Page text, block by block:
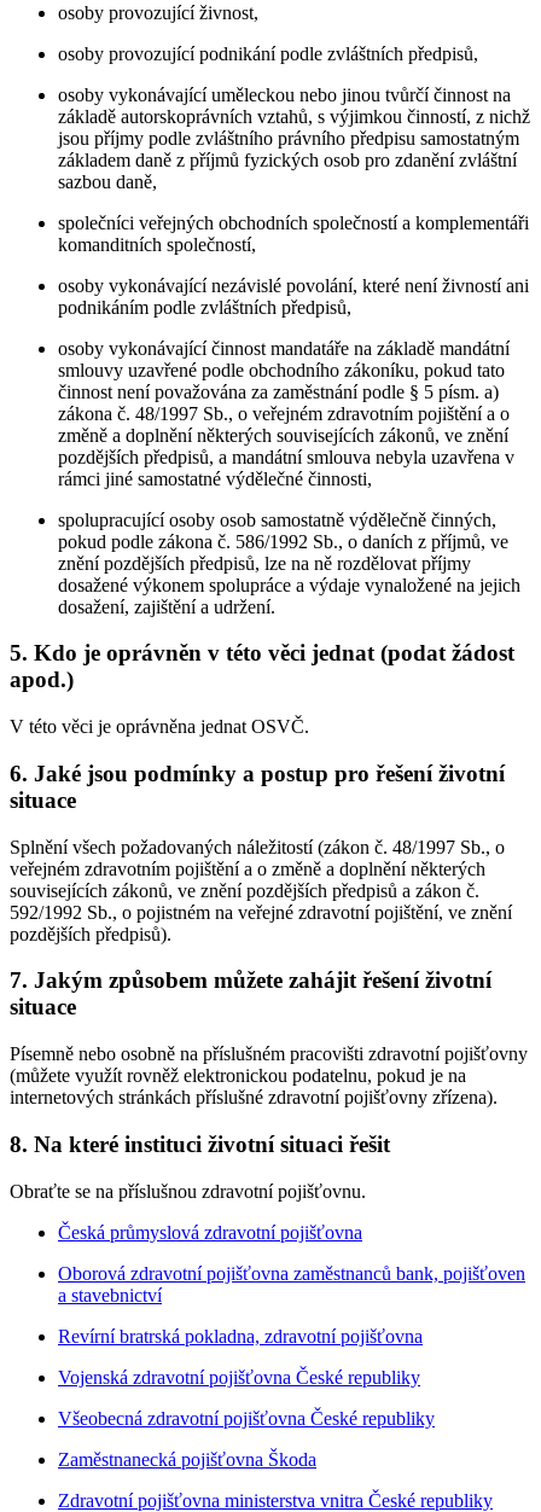
osoby provozující živnost,
osoby provozující podnikání podle zvláštních předpisů,
osoby vykonávající uměleckou nebo jinou tvůrčí činnost na
základě autorskoprávních vztahů, s výjimkou činností, z nichž
jsou příjmy podle zvláštního právního předpisu samostatným
základem daně z příjmů fyzických osob pro zdanění zvláštní
sazbou daně,
společníci veřejných obchodních společností a komplementáři
komanditních společností,
osoby vykonávající nezávislé povolání, které není živností ani
podnikáním podle zvláštních předpisů,
osoby vykonávající činnost mandatáře na základě mandátní
smlouvy uzavřené podle obchodního zákoníku, pokud tato
činnost není považována za zaměstnání podle § 5 písm. a)
zákona č. 48/1997 Sb., o veřejném zdravotním pojištění a o
změně a doplnění některých souvisejících zákonů, ve znění
pozdějších předpisů, a mandátní smlouva nebyla uzavřena v
rámci jiné samostatné výdělečné činnosti,
spolupracující osoby osob samostatně výdělečně činných,
pokud podle zákona č. 586/1992 Sb., o daních z příjmů, ve
znění pozdějších předpisů, lze na ně rozdělovat příjmy
dosažené výkonem spolupráce a výdaje vynaložené na jejich
dosažení, zajištění a udržení.
5. Kdo je oprávněn v této věci jednat (podat žádost
apod.)
V této věci je oprávněna jednat OSVČ.
6. Jaké jsou podmínky a postup pro řešení životní
situace
Splnění všech požadovaných náležitostí (zákon č. 48/1997 Sb., o
veřejném zdravotním pojištění a o změně a doplnění některých
souvisejících zákonů, ve znění pozdějších předpisů a zákon č.
592/1992 Sb., o pojistném na veřejné zdravotní pojištění, ve znění
pozdějších předpisů).
7. Jakým způsobem můžete zahájit řešení životní
situace
Písemně nebo osobně na příslušném pracovišti zdravotní pojišťovny
(můžete využít rovněž elektronickou podatelnu, pokud je na
internetových stránkách příslušné zdravotní pojišťovny zřízena).
8. Na které instituci životní situaci řešit
Obraťte se na příslušnou zdravotní pojišťovnu.
Česká průmyslová zdravotní pojišťovna
Oborová zdravotní pojišťovna zaměstnanců bank, pojišťoven
a stavebnictví
Revírní bratrská pokladna, zdravotní pojišťovna
Vojenská zdravotní pojišťovna České republiky
Všeobecná zdravotní pojišťovna České republiky
Zaměstnanecká pojišťovna Škoda
Zdravotní pojišťovna ministerstva vnitra České republiky